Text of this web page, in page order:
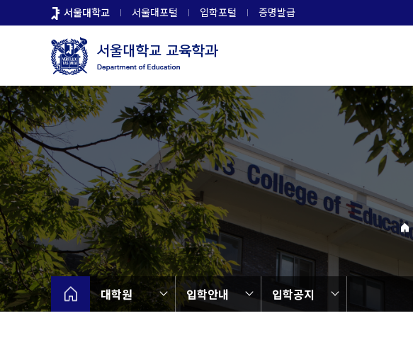
로
뉴
서울대학교 서울대포털 입학포털 증명발급
대학원 입학안내 입학공지